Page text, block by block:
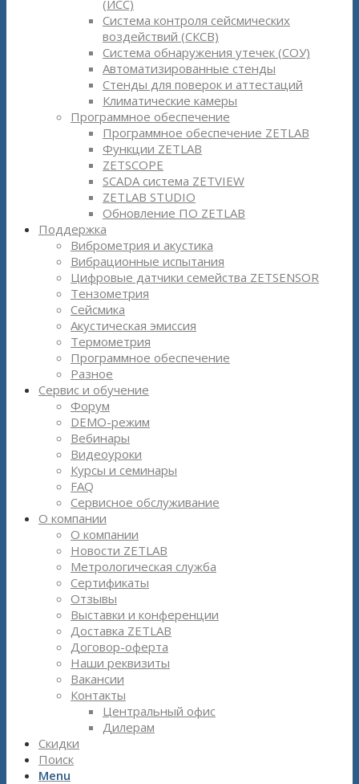
(ИСС)
Система контроля сейсмических
воздействий (СКСВ)
Система обнаружения утечек (СОУ)
Автоматизированные стенды
Стенды для поверок и аттестаций
Климатические камеры
Программное обеспечение
Программное обеспечение ZETLAB
Функции ZETLAB
ZETSCOPE
SCADA система ZETVIEW
ZETLAB STUDIO
Обновление ПО ZETLAB
Поддержка
Виброметрия и акустика
Вибрационные испытания
Цифровые датчики семейства ZETSENSOR
Тензометрия
Сейсмика
Акустическая эмиссия
Термометрия
Программное обеспечение
Разное
Сервис и обучение
Форум
DEMO-режим
Вебинары
Видеоуроки
Курсы и семинары
FAQ
Сервисное обслуживание
О компании
О компании
Новости ZETLAB
Метрологическая служба
Сертификаты
Отзывы
Выставки и конференции
Доставка ZETLAB
Договор-оферта
Наши реквизиты
Вакансии
Контакты
Центральный офис
Дилерам
Скидки
Поиск
Menu